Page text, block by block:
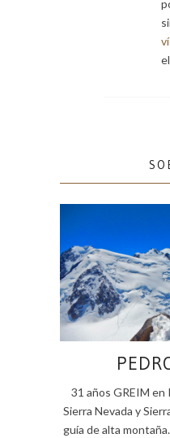
31 años GREIM en
Sierra Nevada y
guía de alta